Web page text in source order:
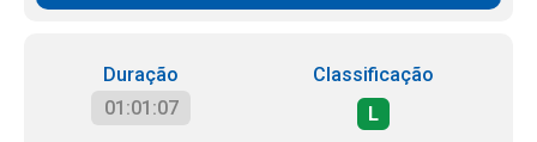
Duração
01:01:07
Classificação
L